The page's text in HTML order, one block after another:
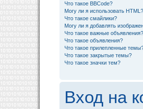
Что такое BBCode?
Могу ли я использовать HTML?
Что такое смайлики?
Могу ли я добавлять
Что такое важные объявления?
Что такое объявления?
Что такое прилепленные
Что такое закрытые темы?
Что такое значки тем?
Вход на